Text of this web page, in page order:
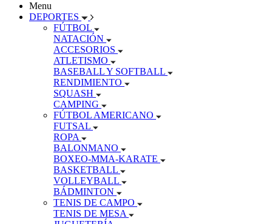
Menu
DEPORTES
FÚTBOL
NATACIÓN
ACCESORIOS
ATLETISMO
BASEBALL Y SOFTBALL
RENDIMIENTO
SQUASH
CAMPING
FÚTBOL AMERICANO
FUTSAL
ROPA
BALONMANO
BOXEO-MMA-KARATE
BASKETBALL
VOLLEYBALL
BÁDMINTON
TENIS DE CAMPO
TENIS DE MESA